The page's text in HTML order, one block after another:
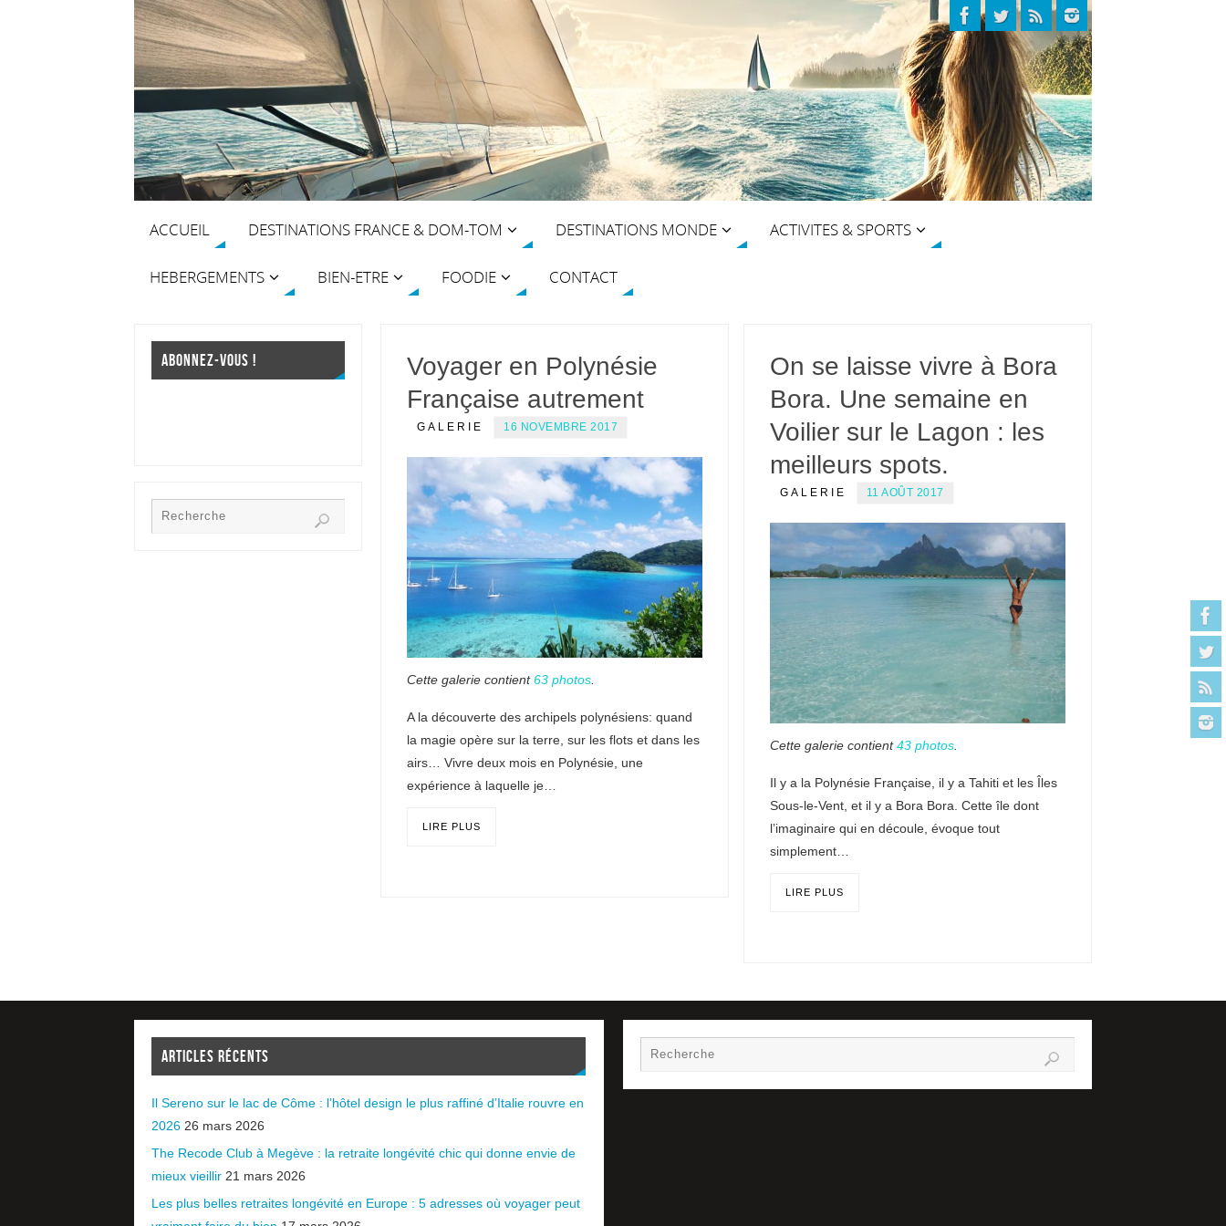
ACCUEIL DESTINATIONS FRANCE & DOM-TOM DESTINATIONS MONDE ACTIVITES & SPORTS
HEBERGEMENTS BIEN-ETRE FOODIE CONTACT
Voyager en Polynésie
Française autrement
GALERIE 16 NOVEMBRE 2017
Cette galerie contient63 photos
A la découverte des archipels polynésiens: quand
la magie opère sur la terre, sur les flots et dans les
airs… Vivre deux mois en Polynésie, une
expérience à laquelle je…
LIRE PLUS
On se laisse vivre à Bora
Bora. Une semaine en
Voilier sur le Lagon : les
meilleurs spots.
GALERIE 11 AOÛT 2017
Cette galerie contient43 photos.
Il y a la Polynésie Française, il y a Tahiti et les Îles
Sous-le-Vent, et il y a Bora Bora. Cette île dont
l’imaginaire qui en découle, évoque tout
simplement…
LIRE PLUS
ABONNEZ-VOUS !
ARTICLES RÉCENTS
Il Sereno sur le lac de Côme : l’hôtel design le plus raffiné d’Italie rouvre en
2026 26 mars 2026
The Recode Club à Megève : la retraite longévité chic qui donne envie de
mieux vieillir 21 mars 2026
Les plus belles retraites longévité en Europe : 5 adresses où voyager peut